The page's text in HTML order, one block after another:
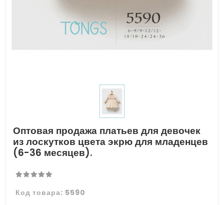
Оптовая продажа платьев для девочек
из лоскутков цвета экрю для младенцев
(6-36 месяцев).
Код товара: 5590